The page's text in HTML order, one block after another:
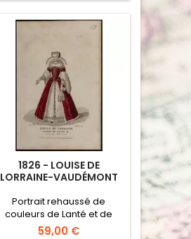
1826 - LOUISE DE
LORRAINE-VAUDÉMONT
Portrait rehaussé de
couleurs de Lanté et de
Gatine
Prix
59,00 €